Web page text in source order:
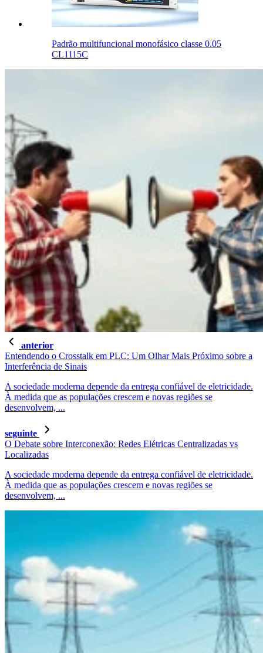
Padrão multifuncional monofásico classe 0.05
CL1115C
anterior
Entendendo o Crosstalk em PLC: Um Olhar Mais Próximo sobre a
Interferência de Sinais
A sociedade moderna depende da entrega confiável de eletricidade.
À medida que as populações crescem e novas regiões se
desenvolvem, ...
seguinte
O Debate sobre Interconexão: Redes Elétricas Centralizadas vs
Localizadas
A sociedade moderna depende da entrega confiável de eletricidade.
À medida que as populações crescem e novas regiões se
desenvolvem, ...